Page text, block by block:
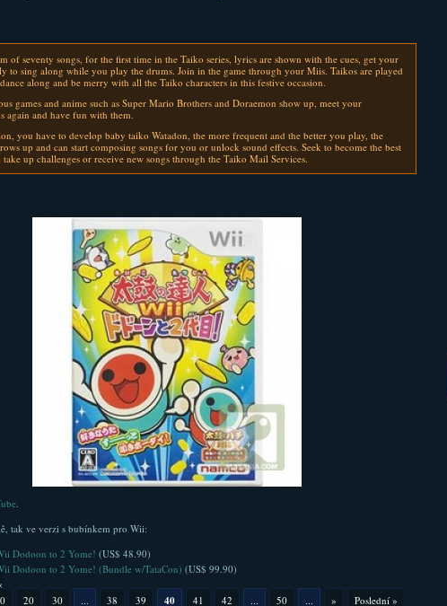
of seventy songs, for the first time in the Taiko series, lyrics are shown with the cues, get your
to sing along while you play the drums. Join in the game through your Miis. Taikos are played
along and be merry with all the Taiko characters in this festive occasion.
games and anime such as Super Mario Brothers and Doraemon show up, meet your
again and have fun with them.
you have to develop baby taiko Watadon, the more frequent and the better you play, the
up and can start composing songs for you or unlock sound effects. Seek to become the best
up challenges or receive new songs through the Taiko Mail Services.
.
tak ve verzi s bubínkem pro Wii:
Dodoon to 2 Yome! (US$ 48.90)
Dodoon to 2 Yome! (Bundle w/TataCon) (US$ 99.90)
20 30 ... 38 39 40 41 42 ... 50 ... » Poslední »